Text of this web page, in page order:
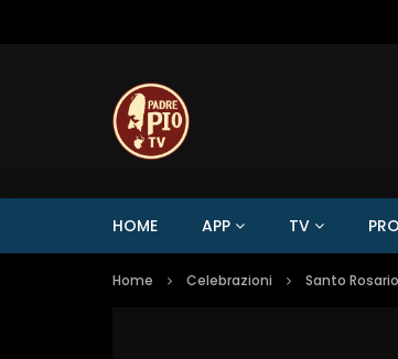
HOME APP TV
Home Celebrazioni Santo